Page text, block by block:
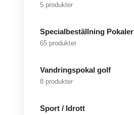
5 produkter
Specialbeställning Pokaler
65 produkter
Vandringspokal golf
8 produkter
Sport / Idrott